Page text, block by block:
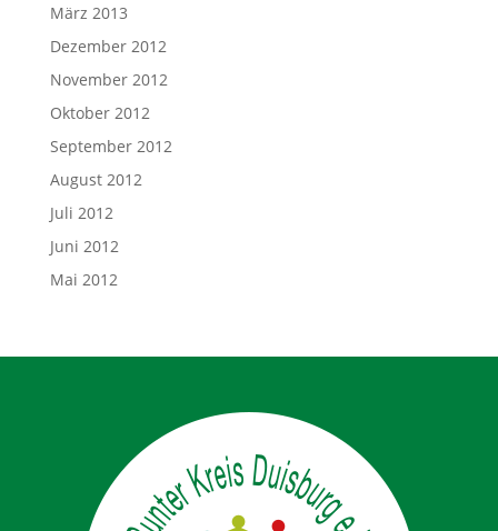
März 2013
Dezember 2012
November 2012
Oktober 2012
September 2012
August 2012
Juli 2012
Juni 2012
Mai 2012